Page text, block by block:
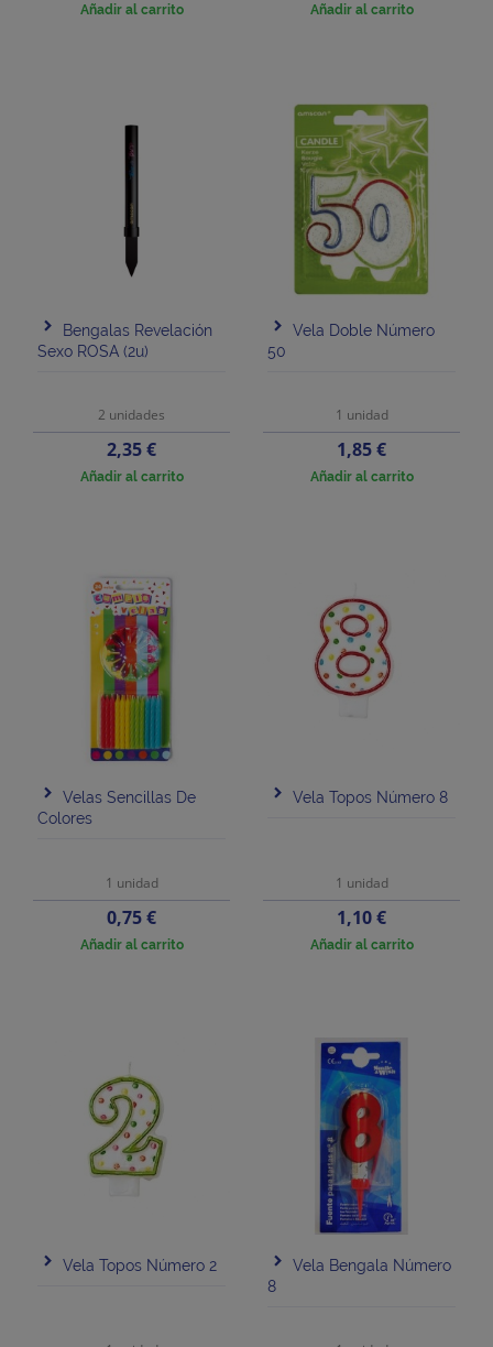
Añadir al carrito Añadir al carrito
Bengalas Revelación
Sexo ROSA (2u)
2 unidades
Precio
2,35 €
Añadir al carrito
Vela Doble Número
50
1 unidad
Precio
1,85 €
Añadir al carrito
Velas Sencillas De
Colores
1 unidad
Precio
0,75 €
Añadir al carrito
Vela Topos Número 8
1 unidad
Precio
1,10 €
Añadir al carrito
Vela Topos Número 2
Vela Bengala Número
8